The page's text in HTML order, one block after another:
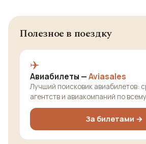
Полезное в поездку
✈️
Авиабилеты —Aviasales
Лучший поисковик авиабилетов:
агентств и авиакомпаний по
За билетами →